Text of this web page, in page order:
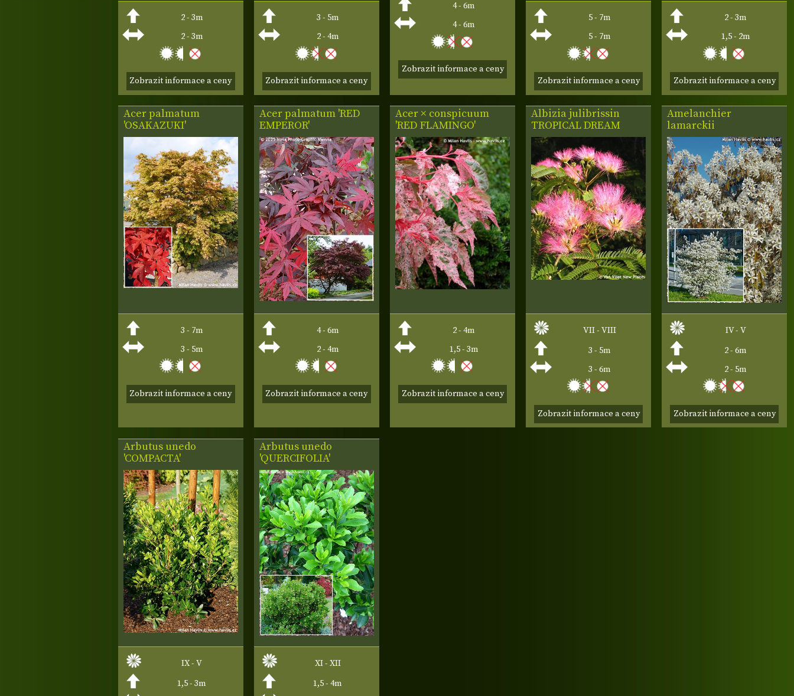
2 - 3m
2 - 3m
Zobrazit informace a ceny
3 - 5m
2 - 4m
Zobrazit informace a ceny
4 - 6m
4 - 6m
Zobrazit informace a ceny
5 - 7m
5 - 7m
Zobrazit informace a ceny
2 - 3m
1,5 - 2m
Zobrazit informace a ceny
Acer palmatum
'OSAKAZUKI'
3 - 7m
3 - 5m
Zobrazit informace a ceny
Acer palmatum 'RED
EMPEROR'
4 - 6m
2 - 4m
Zobrazit informace a ceny
Acer × conspicuum
'RED FLAMINGO'
2 - 4m
1,5 - 3m
Zobrazit informace a ceny
Albizia julibrissin
TROPICAL DREAM
VII - VIII
3 - 5m
3 - 6m
Zobrazit informace a ceny
Amelanchier
lamarckii
IV - V
2 - 6m
2 - 5m
Zobrazit informace a ceny
Arbutus unedo
'COMPACTA'
IX - V
1,5 - 3m
Arbutus unedo
'QUERCIFOLIA'
XI - XII
1,5 - 4m